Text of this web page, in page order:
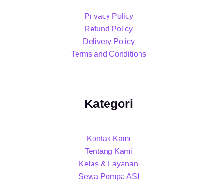
Privacy Policy
Refund Policy
Delivery Policy
Terms and Conditions
Kategori
Kontak Kami
Tentang Kami
Kelas & Layanan
Sewa Pompa ASI